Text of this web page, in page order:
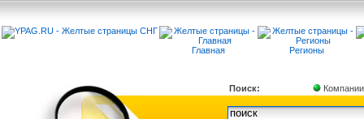
Главная Регионы
Поиск: Компании